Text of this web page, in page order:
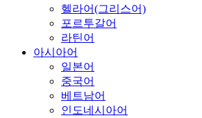
헬라어(그리스어)
포르투갈어
라틴어
아시아어
일본어
중국어
베트남어
인도네시아어